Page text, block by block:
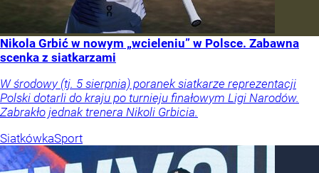
Nikola Grbić w nowym „wcieleniu” w Polsce. Zabawna
scenka z siatkarzami
W środowy (tj. 5 sierpnia) poranek siatkarze reprezentacji
Polski dotarli do kraju po turnieju finałowym Ligi Narodów.
Zabrakło jednak trenera Nikoli Grbicia.
SiatkówkaSport